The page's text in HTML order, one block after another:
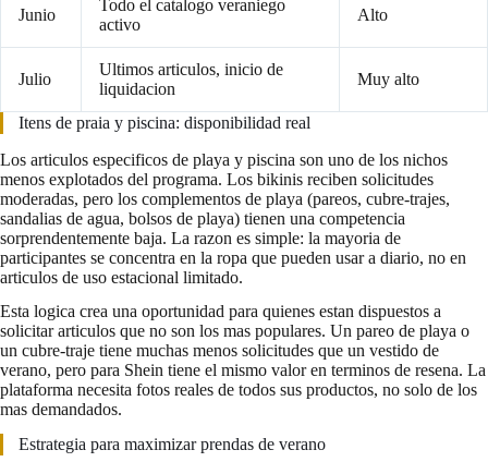
Junio
Todo el catalogo veraniego
activo
Alto
Julio
Ultimos articulos, inicio de
liquidacion
Muy alto
Itens de praia y piscina: disponibilidad real
Los articulos especificos de playa y piscina son uno de los nichos
menos explotados del programa. Los bikinis reciben solicitudes
moderadas, pero los complementos de playa (pareos, cubre-trajes,
sandalias de agua, bolsos de playa) tienen una competencia
sorprendentemente baja. La razon es simple: la mayoria de
participantes se concentra en la ropa que pueden usar a diario, no en
articulos de uso estacional limitado.
Esta logica crea una oportunidad para quienes estan dispuestos a
solicitar articulos que no son los mas populares. Un pareo de playa o
un cubre-traje tiene muchas menos solicitudes que un vestido de
verano, pero para Shein tiene el mismo valor en terminos de resena. La
plataforma necesita fotos reales de todos sus productos, no solo de los
mas demandados.
Estrategia para maximizar prendas de verano